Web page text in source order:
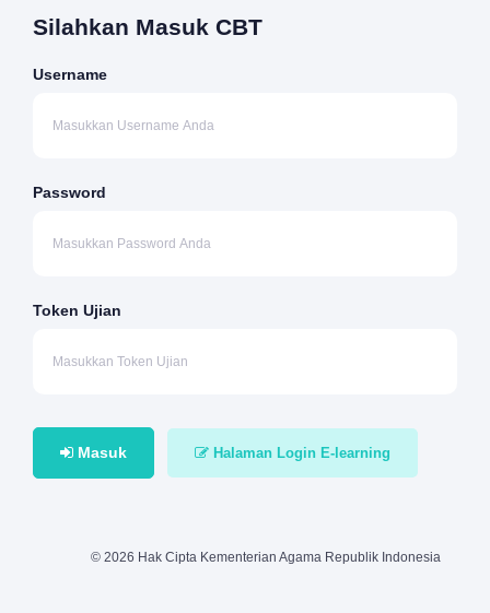
Silahkan Masuk CBT
Username
Password
Token Ujian
Masuk Halaman Login E-learning
© 2026 Hak Cipta Kementerian Agama Republik Indonesia